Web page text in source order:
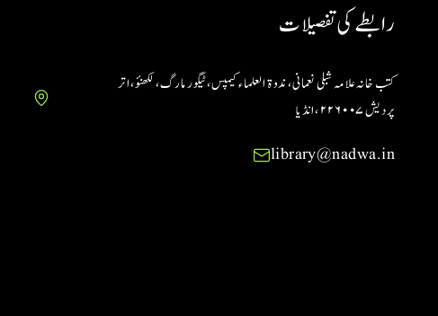
رابطے کی تفصیلات
کتب خانہ علامہ شبلی نعمانی، ندوۃ العلماء کیمپس، ٹیگور مارگ، لکھنؤ، اتر
پردیش ۲۲۶۰۰۷ ،انڈیا
library@nadwa.in